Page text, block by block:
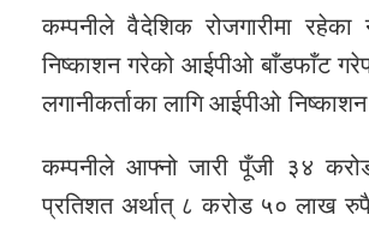
कम्पनीले वैदेशिक रोजगारीमा रहेका
निष्काशन गरेको आईपीओ बाँडफाँट
लगानीकर्ताका लागि आईपीओ
कम्पनीले आफ्नो जारी पूँजी ३४
प्रतिशत अर्थात् ८ करोड ५० लाख